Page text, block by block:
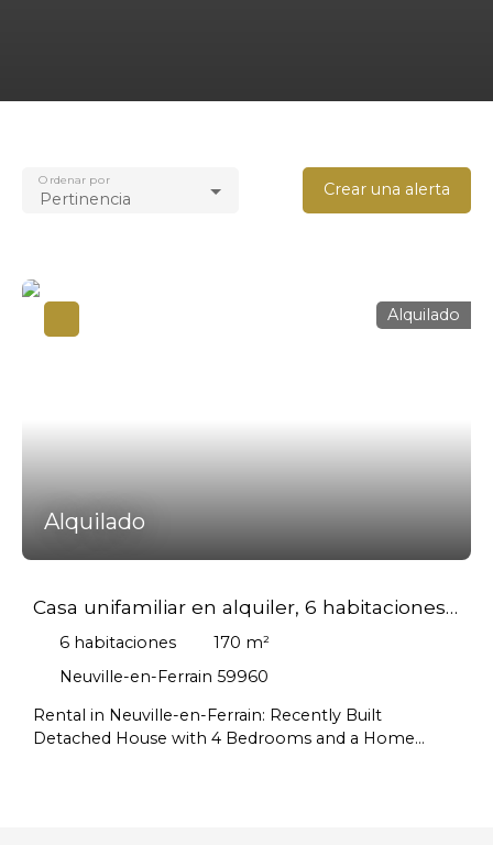
Pertinencia
Ordenar por Crear una alerta
Alquilado
Alquilado
Casa unifamiliar en alquiler, 6 habitaciones -
Neuville-en-Ferrain 59960
6 habitaciones 170 m²
Neuville-en-Ferrain 59960
Rental in Neuville-en-Ferrain: Recently Built
Detached House with 4 Bedrooms and a Home